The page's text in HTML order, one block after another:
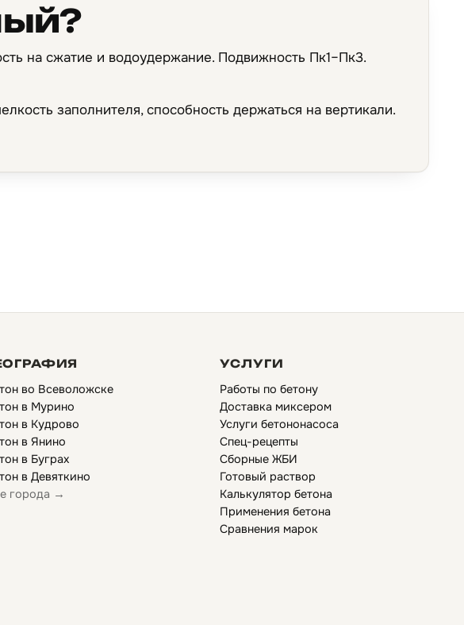
на сжатие и водоудержание. Подвижность Пк1–Пк3.
заполнителя, способность держаться на вертикали.
во Всеволожске
в Мурино
в Кудрово
в Янино
в Буграх
в Девяткино
города →
УСЛУГИ
Работы по бетону
Доставка миксером
Услуги бетононасоса
Спец-рецепты
Сборные ЖБИ
Готовый раствор
Калькулятор бетона
Применения бетона
Сравнения марок